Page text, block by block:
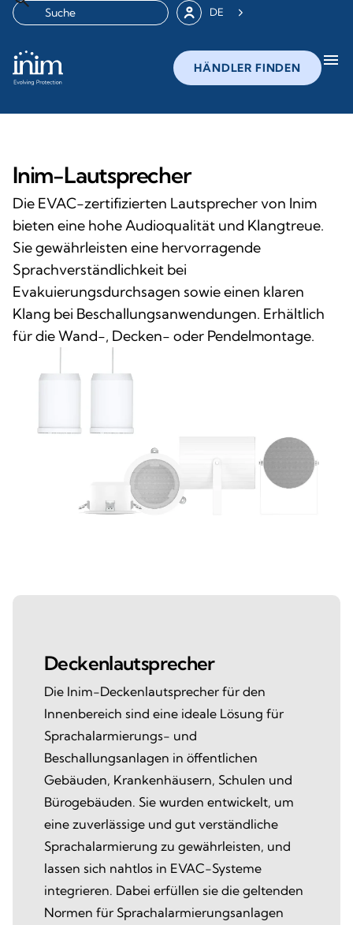
DE
HÄNDLER FINDEN menu
Inim-Lautsprecher
Die EVAC-zertifizierten Lautsprecher von Inim
bieten eine hohe Audioqualität und Klangtreue.
Sie gewährleisten eine hervorragende
Sprachverständlichkeit bei
Evakuierungsdurchsagen sowie einen klaren
Klang bei Beschallungsanwendungen. Erhältlich
für die Wand-, Decken- oder Pendelmontage.
Deckenlautsprecher
Die Inim-Deckenlautsprecher für den
Innenbereich sind eine ideale Lösung für
Sprachalarmierungs- und
Beschallungsanlagen in öffentlichen
Gebäuden, Krankenhäusern, Schulen und
Bürogebäuden. Sie wurden entwickelt, um
eine zuverlässige und gut verständliche
Sprachalarmierung zu gewährleisten, und
lassen sich nahtlos in EVAC-Systeme
integrieren. Dabei erfüllen sie die geltenden
Normen für Sprachalarmierungsanlagen